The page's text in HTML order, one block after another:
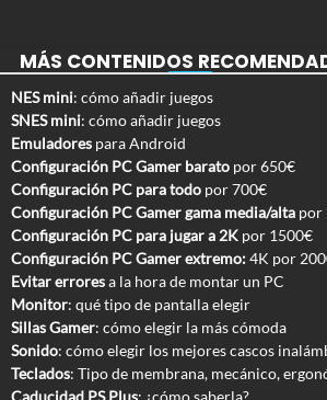
MÁS CONTENIDOS
NES mini: cómo añadir juegos
SNES mini: cómo añadir juegos
Emuladores para Android
Configuración PC Gamer barato por 650€
Configuración PC para todo por 700€
Configuración PC Gamer gama media/alta por
Configuración PC para jugar a 2K por 1500€
Configuración PC Gamer extremo:4K por
Evitar erroresa la hora de montar un PC
Monitor: qué tipo de pantalla elegir
Sillas Gamer: cómo elegir la más cómoda
Sonido: cómo elegir los mejores cascos
Teclados: Tipo de membrana, mecánico,